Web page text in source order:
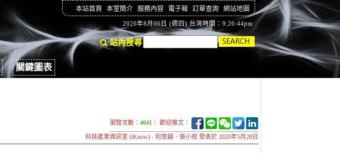
本站首頁 本室簡介 服務內容 電子報 訂單查詢 網站地圖
2026年8月06日 (週四) 台灣時間：9:26:45pm
站內搜尋
關鍵圖表
瀏覽次數： 4041 ｜ 歡迎推文：
科技產業資訊室 (iKnow) - 何思穎、張小玫 發表於 2020年5月28日